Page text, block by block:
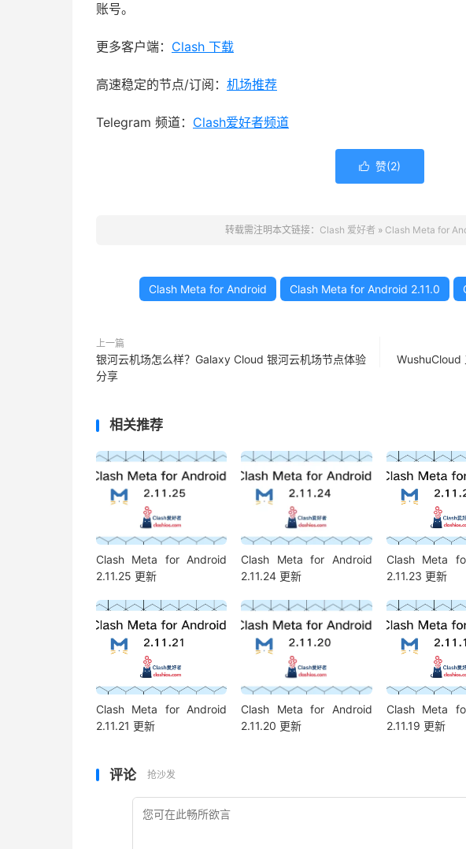
账号。
更多客户端： Clash 下载
高速稳定的节点/订阅： 机场推荐
Telegram 频道： Clash爱好者频道
 赞(2)
转载需注明本文链接： Clash 爱好者 » Clash Meta for
Clash Meta for Android Clash Meta for Android 2.11.0
上一篇
银河云机场怎么样？Galaxy Cloud 银河云机场节点体验
分享
WushuCloud
相关推荐
Clash Meta for Android
2.11.25 更新
Clash Meta for Android
2.11.24 更新
Clash Meta
2.11.23 更新
Clash Meta for Android
2.11.21 更新
Clash Meta for Android
2.11.20 更新
Clash Meta
2.11.19 更新
评论 抢沙发